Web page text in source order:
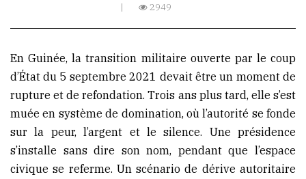
BP:5173
de
Guinée
(Conakry)
|
2949
En Guinée, la transition militaire ouverte par le coup
d’État du 5 septembre 2021 devait être un moment de
rupture et de refondation. Trois ans plus tard, elle s’est
muée en système de domination, où l’autorité se fonde
sur la peur, l’argent et le silence. Une présidence
s’installe sans dire son nom, pendant que l’espace
civique se referme. Un scénario de dérive autoritaire